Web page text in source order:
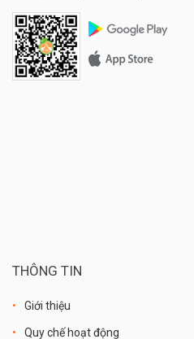
THÔNG TIN
Giới thiệu
Quy chế hoạt động